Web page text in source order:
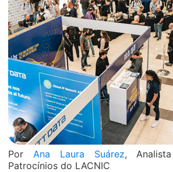
Por Ana Laura Suárez,
Patrocínios do LACNIC